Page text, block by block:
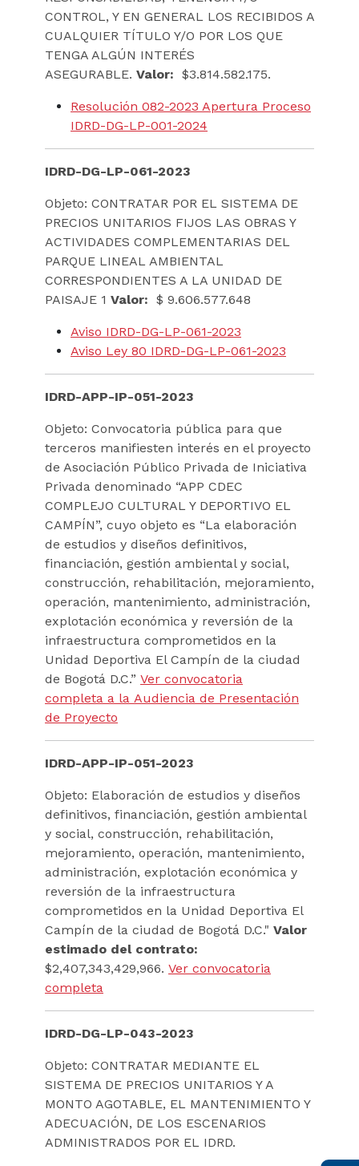
CONTROL, Y EN GENERAL LOS RECIBIDOS A
CUALQUIER TÍTULO Y/O POR LOS QUE
TENGA ALGÚN INTERÉS
ASEGURABLE. Valor: $3.814.582.175.
Resolución 082-2023 Apertura Proceso
IDRD-DG-LP-001-2024
IDRD-DG-LP-061-2023
Objeto: CONTRATAR POR EL SISTEMA DE
PRECIOS UNITARIOS FIJOS LAS OBRAS Y
ACTIVIDADES COMPLEMENTARIAS DEL
PARQUE LINEAL AMBIENTAL
CORRESPONDIENTES A LA UNIDAD DE
PAISAJE 1 Valor: $ 9.606.577.648
Aviso IDRD-DG-LP-061-2023
Aviso Ley 80 IDRD-DG-LP-061-2023
IDRD-APP-IP-051-2023
Objeto: Convocatoria pública para que
terceros manifiesten interés en el proyecto
de Asociación Público Privada de Iniciativa
Privada denominado “APP CDEC
COMPLEJO CULTURAL Y DEPORTIVO EL
CAMPÍN”, cuyo objeto es “La elaboración
de estudios y diseños definitivos,
financiación, gestión ambiental y social,
construcción, rehabilitación, mejoramiento,
operación, mantenimiento, administración,
explotación económica y reversión de la
infraestructura comprometidos en la
Unidad Deportiva El Campín de la ciudad
de Bogotá D.C.” Ver convocatoria
completa a la Audiencia de Presentación
de Proyecto
IDRD-APP-IP-051-2023
Objeto: Elaboración de estudios y diseños
definitivos, financiación, gestión ambiental
y social, construcción, rehabilitación,
mejoramiento, operación, mantenimiento,
administración, explotación económica y
reversión de la infraestructura
comprometidos en la Unidad Deportiva El
Campín de la ciudad de Bogotá D.C." Valor
estimado del contrato:
$2,407,343,429,966. Ver convocatoria
completa
IDRD-DG-LP-043-2023
Objeto: CONTRATAR MEDIANTE EL
SISTEMA DE PRECIOS UNITARIOS Y A
MONTO AGOTABLE, EL MANTENIMIENTO Y
ADECUACIÓN, DE LOS ESCENARIOS
ADMINISTRADOS POR EL IDRD.